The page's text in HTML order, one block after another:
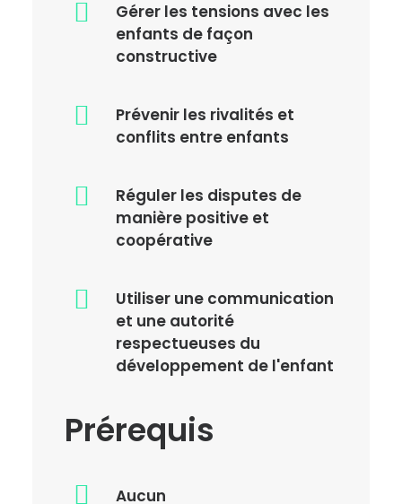
Gérer les tensions avec les
enfants de façon
constructive
Prévenir les rivalités et
conflits entre enfants
Réguler les disputes de
manière positive et
coopérative
Utiliser une communication
et une autorité
respectueuses du
développement de l'enfant
Prérequis
Aucun